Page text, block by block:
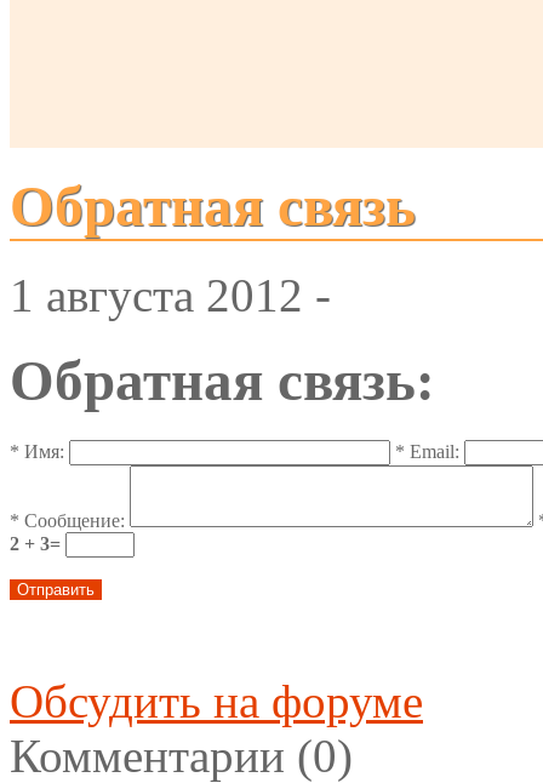
Обратная связь
1 августа 2012 -
Обратная связь:
* Имя: * Email:
* Сообщение:
2 + 3=
Обсудить на форуме
Комментарии (0)